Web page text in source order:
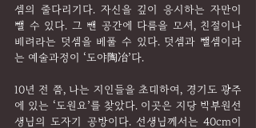
셈의 줄다리기다. 자신을 깊이 응시하는 자만이
뺄 수 있다. 그 뺀 공간에 다름을 모셔, 친절이나
배려라는 덧셈을 베풀 수 있다. 덧셈과 뺄셈이라
는 예술과정이 ‘도야陶冶’다.
10년 전 쯤, 나는 지인들을 초대하여, 경기도 광주
에 있는 ‘도원요’를 찾았다. 이곳은 지당 박부원선
생님의 도자기 공방이다. 선생님께서는 40cm이